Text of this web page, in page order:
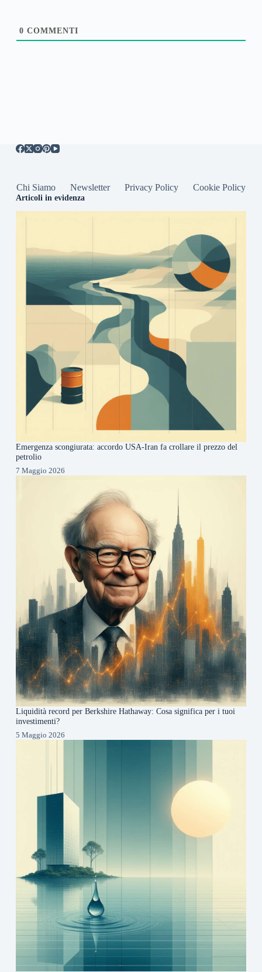
0 COMMENTI
Chi Siamo Newsletter Privacy Policy Cookie Policy
Articoli in evidenza
Emergenza scongiurata: accordo USA-Iran fa crollare il prezzo del
petrolio
7 Maggio 2026
Liquidità record per Berkshire Hathaway: Cosa significa per i tuoi
investimenti?
5 Maggio 2026